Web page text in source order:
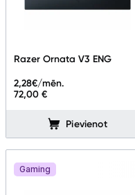
Razer Ornata V3 ENG
72,00 €
2,28€/mēn.
Pievienot
Gaming